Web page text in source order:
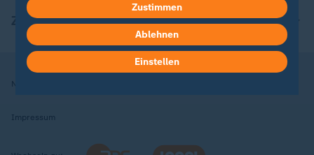
ZDFheute Apps
Nutzungsbedingungen
Impressum
in deinen Einstellungen widerrufen oder ändern.
Hier findest du das Impressum.
Weitere Informationen findest du in unserer
Datenschutzerklärung.
Zustimmen
Ablehnen
Einstellen